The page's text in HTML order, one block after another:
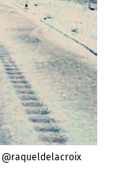
@raqueldelacroix